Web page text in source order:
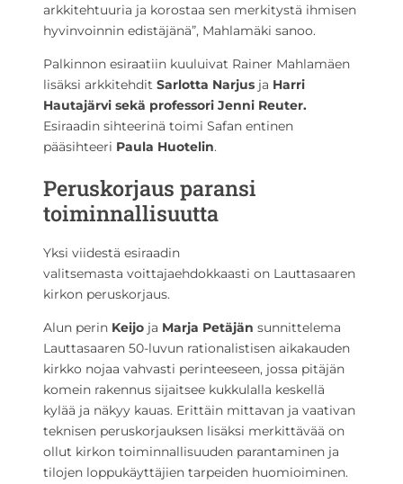
arkkitehtuuria ja korostaa sen merkitystä ihmisen
hyvinvoinnin edistäjänä”, Mahlamäki sanoo.
Palkinnon esiraatiin kuuluivat Rainer Mahlamäen
lisäksi arkkitehdit Sarlotta Narjus ja Harri
Hautajärvi sekä professori Jenni Reuter.
Esiraadin sihteerinä toimi Safan entinen
pääsihteeri Paula Huotelin.
Peruskorjaus paransi
toiminnallisuutta
Yksi viidestä esiraadin
valitsemasta voittajaehdokkaasti on Lauttasaaren
kirkon peruskorjaus.
Alun perin Keijo ja Marja Petäjän sunnittelema
Lauttasaaren 50-luvun rationalistisen aikakauden
kirkko nojaa vahvasti perinteeseen, jossa pitäjän
komein rakennus sijaitsee kukkulalla keskellä
kylää ja näkyy kauas. Erittäin mittavan ja vaativan
teknisen peruskorjauksen lisäksi merkittävää on
ollut kirkon toiminnallisuuden parantaminen ja
tilojen loppukäyttäjien tarpeiden huomioiminen.